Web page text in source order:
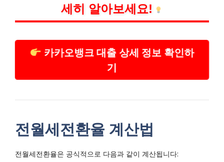
세히 알아보세요!
카카오뱅크 대출 상세 정보 확인하
기
전월세전환율 계산법
전월세전환율은 공식적으로 다음과 같이 계산됩니다: